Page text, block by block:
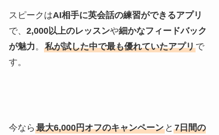
スピークはAI相手に英会話の練習ができるアプリ
で、 2,000以上のレッスンや細かなフィードバック
が魅力。 私が試した中で最も優れていたアプリで
す。
今なら 最大6,000円オフのキャンペーンと 7日間の